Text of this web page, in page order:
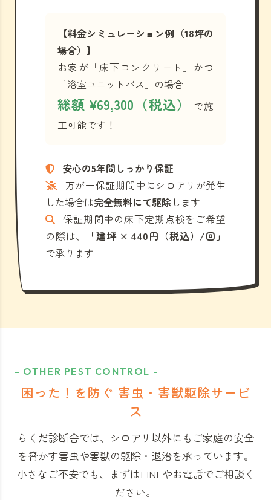
【料金シミュレーション例（18坪の
場合）】
お家が「床下コンクリート」かつ
「浴室ユニットバス」の場合
総額 ¥69,300（税込）
で施
工可能です！
安心の5年間しっかり保証
万が一保証期間中にシロアリが発生
した場合は完全無料にて駆除 します
保証期間中の床下定期点検をご希望
の際は、
「建坪 × 440円（税込）/回」
で承ります
- OTHER PEST CONTROL -
困った！を防ぐ 害虫・害獣駆除サービ
ス
らくだ診断舎では、シロアリ以外にもご家庭の安全
を脅かす害虫や害獣の駆除・退治を承っています。
小さなご不安でも、まずはLINEやお電話でご相談く
ださい。